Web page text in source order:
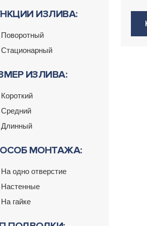
ИЗЛИВА:
Поворотный
Стационарный
ИЗЛИВА:
Короткий
Средний
Длинный
МОНТАЖА:
На одно отверстие
Настенные
На гайке